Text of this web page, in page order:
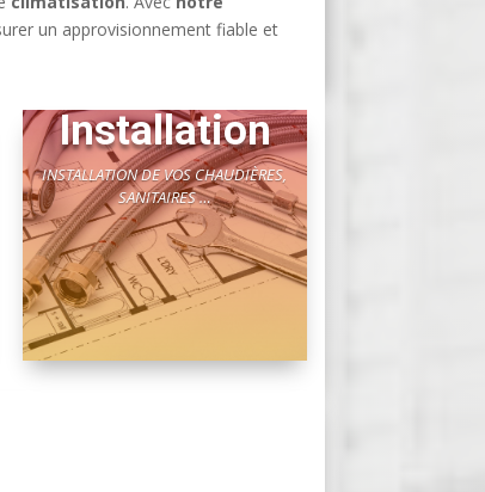
un approvisionnement fiable et
Installation
INSTALLATION DE VOS CHAUDIÈRES,
SANITAIRES …